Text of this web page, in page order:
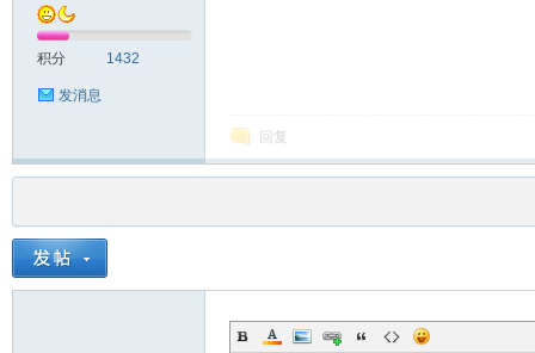
积分 1432
发消息
回复